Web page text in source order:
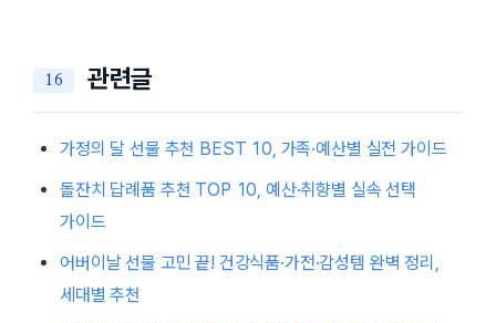
관련글
가정의 달 선물 추천 BEST 10, 가족·예산별 실전 가이드
돌잔치 답례품 추천 TOP 10, 예산·취향별 실속 선택
가이드
어버이날 선물 고민 끝! 건강식품·가전·감성템 완벽 정리,
세대별 추천